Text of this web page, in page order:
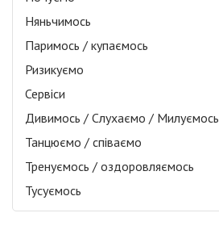
Няньчимось
Паримось / купаємось
Ризикуємо
Сервіси
Дивимось / Слухаємо / Милуємось
Танцюємо / співаємо
Тренуємось / оздоровляємось
Тусуємось